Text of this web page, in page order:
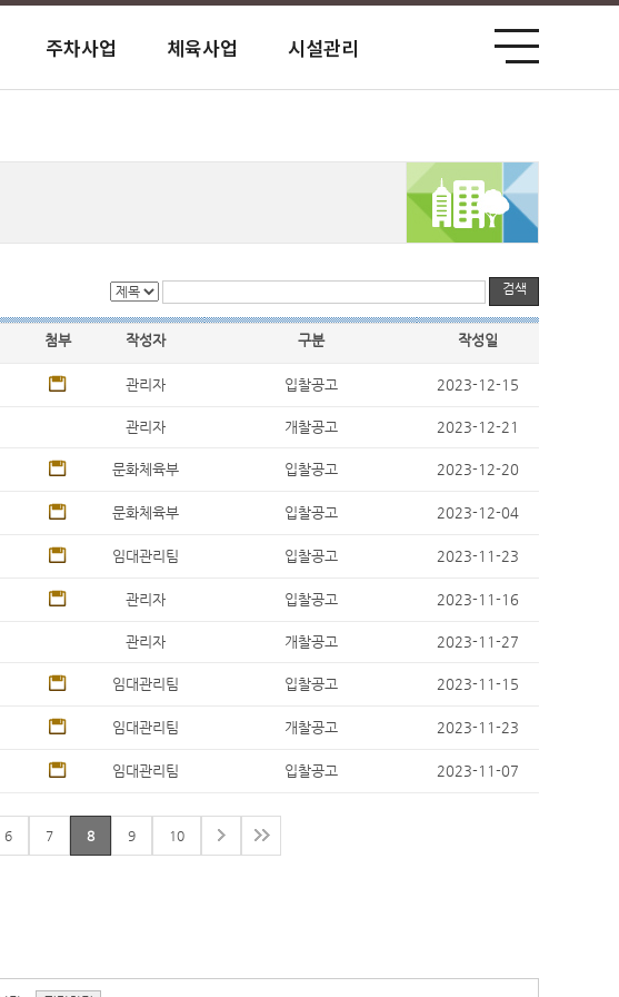
인권경영
경영성과(경영관리)
주차사업 체육사업 시설관리
마포장애인복지회관
검색
첨부 작성자 구분 작성일
관리자 입찰공고 2023-12-15
관리자 개찰공고 2023-12-21
문화체육부 입찰공고 2023-12-20
문화체육부 입찰공고 2023-12-04
임대관리팀 입찰공고 2023-11-23
관리자 입찰공고 2023-11-16
관리자 개찰공고 2023-11-27
임대관리팀 입찰공고 2023-11-15
임대관리팀 개찰공고 2023-11-23
임대관리팀 입찰공고 2023-11-07
6 7 8 9 10